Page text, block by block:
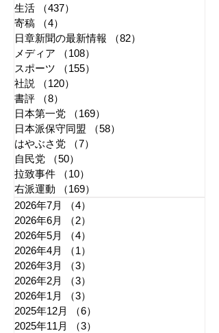
生活
（437）
寄稿
（4）
日章新聞の最新情報
（82）
メディア
（108）
スポーツ
（155）
社説
（120）
書評
（8）
日本第一党
（169）
日本派保守同盟
（58）
はやぶさ党
（7）
自民党
（50）
拉致事件
（10）
右派運動
（169）
2026年7月
（4）
2026年6月
（2）
2026年5月
（4）
2026年4月
（1）
2026年3月
（3）
2026年2月
（3）
2026年1月
（3）
2025年12月
（6）
2025年11月
（3）